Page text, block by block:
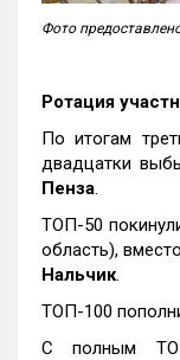
Фото
Ротация
По итогам
двадцатки
Пенза.
ТОП-50
область),
Нальчик.
ТОП-100
С полным